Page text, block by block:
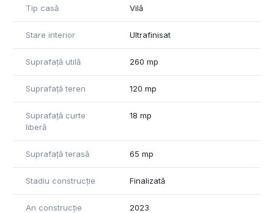
- sauna uscata
Tip casă Vilă
Stare interior Ultrafinisat
Suprafață utilă 260 mp
Suprafață teren 120 mp
Suprafață curte
liberă
18 mp
Suprafață terasă 65 mp
Stadiu construcție Finalizată
An construcție 2023